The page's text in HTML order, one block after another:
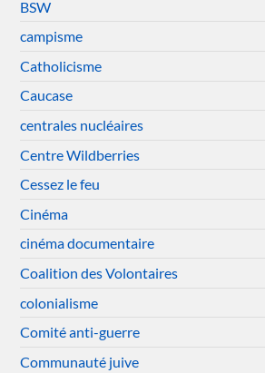
BSW
campisme
Catholicisme
Caucase
centrales nucléaires
Centre Wildberries
Cessez le feu
Cinéma
cinéma documentaire
Coalition des Volontaires
colonialisme
Comité anti-guerre
Communauté juive